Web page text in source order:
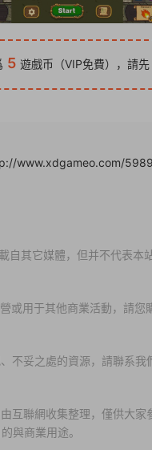
5 遊戲币（VIP免費），請先
www.xdgameo.com/
自其它媒體，但并不代表本
或用于其他商業活動，請您
不妥之處的資源，請聯系我
互聯網收集整理，僅供大家
與商業用途。